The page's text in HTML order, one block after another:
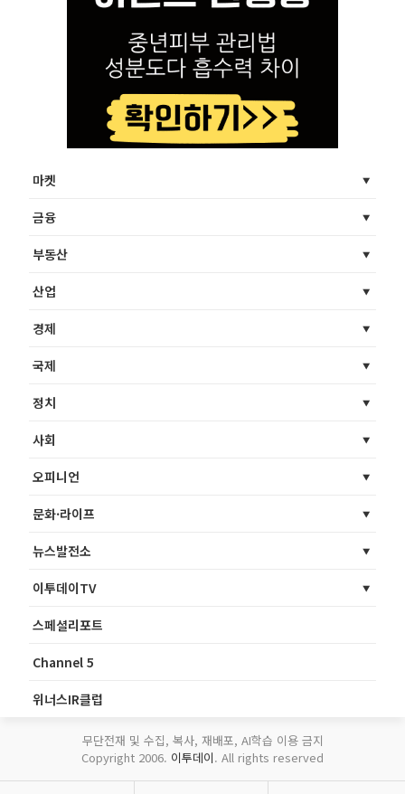
마켓
금융
부동산
산업
경제
국제
정치
사회
오피니언
문화·라이프
뉴스발전소
이투데이TV
스페셜리포트
Channel 5
위너스IR클럽
무단전재 및 수집, 복사, 재배포, AI학습 이용 금지
Copyright 2006. 이투데이. All rights reserved